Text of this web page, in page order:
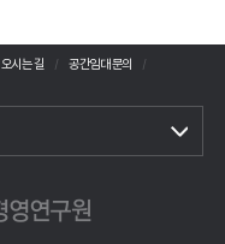
오시는 길
공간임대 문의